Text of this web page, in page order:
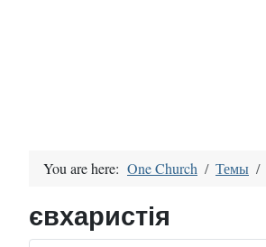
You are here: One Church Темы
євхаристія